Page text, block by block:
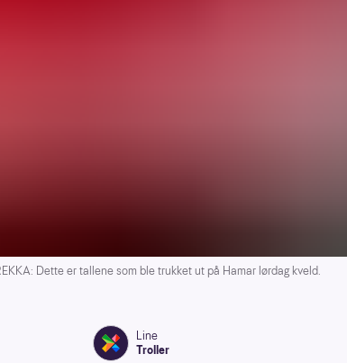
Dette er tallene som ble trukket ut på Hamar lørdag kveld.
Line
Troller